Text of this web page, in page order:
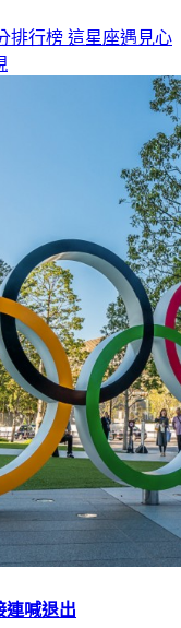
排行榜 這星座遇見心
喊退出